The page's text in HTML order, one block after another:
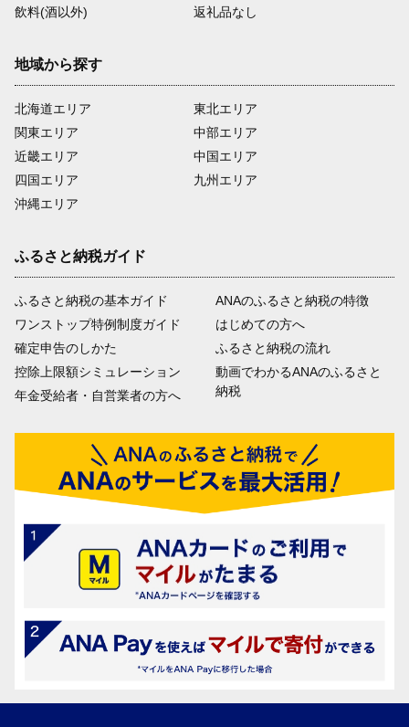
飲料(酒以外)
返礼品なし
地域から探す
北海道エリア
関東エリア
近畿エリア
四国エリア
沖縄エリア
東北エリア
中部エリア
中国エリア
九州エリア
ふるさと納税ガイド
ふるさと納税の基本ガイド
ワンストップ特例制度ガイド
確定申告のしかた
控除上限額シミュレーション
年金受給者・自営業者の方へ
ANAのふるさと納税の特徴
はじめての方へ
ふるさと納税の流れ
動画でわかるANAのふるさと
納税